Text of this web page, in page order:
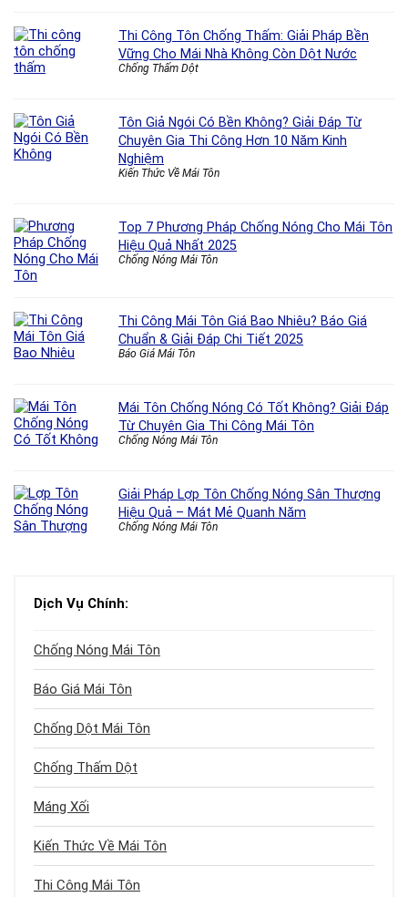
Thi Công Tôn Chống Thấm: Giải Pháp Bền
Vững Cho Mái Nhà Không Còn Dột Nước
Chống Thấm Dột
Tôn Giả Ngói Có Bền Không? Giải Đáp Từ
Chuyên Gia Thi Công Hơn 10 Năm Kinh
Nghiệm
Kiến Thức Về Mái Tôn
Top 7 Phương Pháp Chống Nóng Cho Mái Tôn
Hiệu Quả Nhất 2025
Chống Nóng Mái Tôn
Thi Công Mái Tôn Giá Bao Nhiêu? Báo Giá
Chuẩn & Giải Đáp Chi Tiết 2025
Báo Giá Mái Tôn
Mái Tôn Chống Nóng Có Tốt Không? Giải Đáp
Từ Chuyên Gia Thi Công Mái Tôn
Chống Nóng Mái Tôn
Giải Pháp Lợp Tôn Chống Nóng Sân Thượng
Hiệu Quả – Mát Mẻ Quanh Năm
Chống Nóng Mái Tôn
Dịch Vụ Chính:
Chống Nóng Mái Tôn
Báo Giá Mái Tôn
Chống Dột Mái Tôn
Chống Thấm Dột
Máng Xối
Kiến Thức Về Mái Tôn
Thi Công Mái Tôn